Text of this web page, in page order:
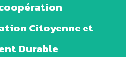
Citoyenne et
Durable